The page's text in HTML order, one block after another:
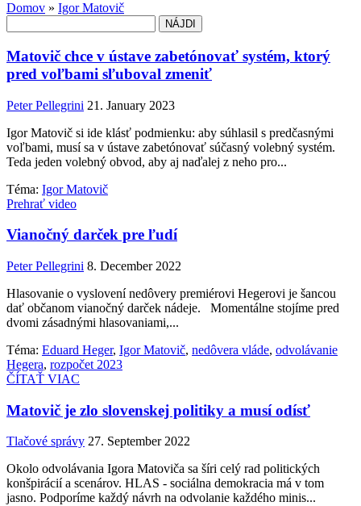
Domov » Igor Matovič
Matovič chce v ústave zabetónovať systém, ktorý
pred voľbami sľuboval zmeniť
Peter Pellegrini 21. January 2023
Igor Matovič si ide klásť podmienku: aby súhlasil s predčasnými
voľbami, musí sa v ústave zabetónovať súčasný volebný systém.
Teda jeden volebný obvod, aby aj naďalej z neho pro...
Téma: Igor Matovič
Prehrať video
Vianočný darček pre ľudí
Peter Pellegrini 8. December 2022
Hlasovanie o vyslovení nedôvery premiérovi Hegerovi je šancou
dať občanom vianočný darček nádeje. Momentálne stojíme pred
dvomi zásadnými hlasovaniami,...
Téma: Eduard Heger, Igor Matovič, nedôvera vláde, odvolávanie
Hegera, rozpočet 2023
ČÍTAŤ VIAC
Matovič je zlo slovenskej politiky a musí odísť
Tlačové správy 27. September 2022
Okolo odvolávania Igora Matoviča sa šíri celý rad politických
konšpirácií a scenárov. HLAS - sociálna demokracia má v tom
jasno. Podporíme každý návrh na odvolanie každého minis...